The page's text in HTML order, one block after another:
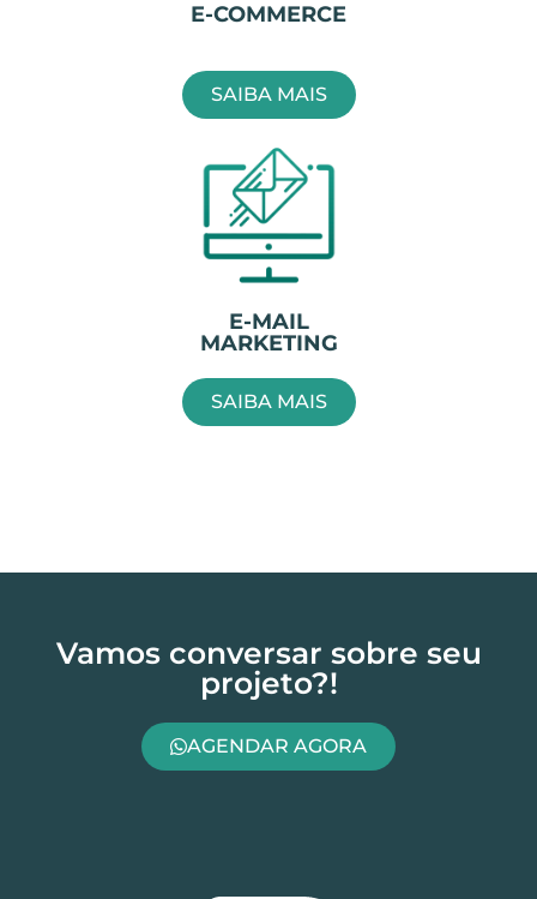
E-COMMERCE
SAIBA MAIS
E-MAIL
MARKETING
SAIBA MAIS
Vamos conversar sobre seu
projeto?!
AGENDAR AGORA